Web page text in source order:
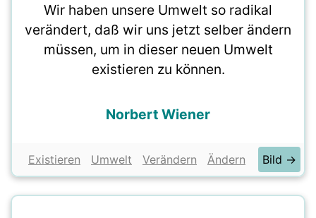
Wir haben unsere Umwelt so radikal
verändert, daß wir uns jetzt selber ändern
müssen, um in dieser neuen Umwelt
existieren zu können.
Norbert Wiener
Existieren Umwelt Verändern Ändern Bild →